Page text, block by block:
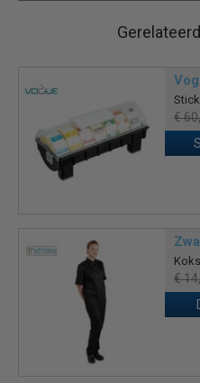
€
€